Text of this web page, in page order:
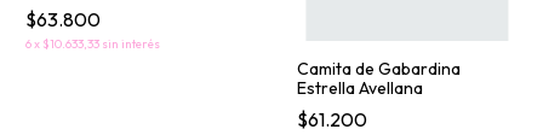
$63.800
6x $10.633,33 sin interés
Camita de Gabardina
Estrella Avellana
$61.200